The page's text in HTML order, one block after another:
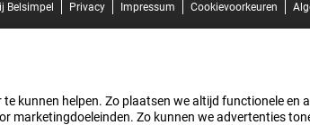
Belsimpel Privacy Impressum Cookievoorkeuren
kunnen helpen. Zo plaatsen we altijd functionele en
marketingdoeleinden. Zo kunnen we advertenties